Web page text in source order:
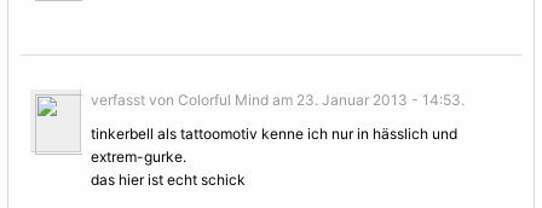
verfasst von Colorful Mind am 23. Januar 2013 - 14:53.
tinkerbell als tattoomotiv kenne ich nur in hässlich und
extrem-gurke.
das hier ist echt schick